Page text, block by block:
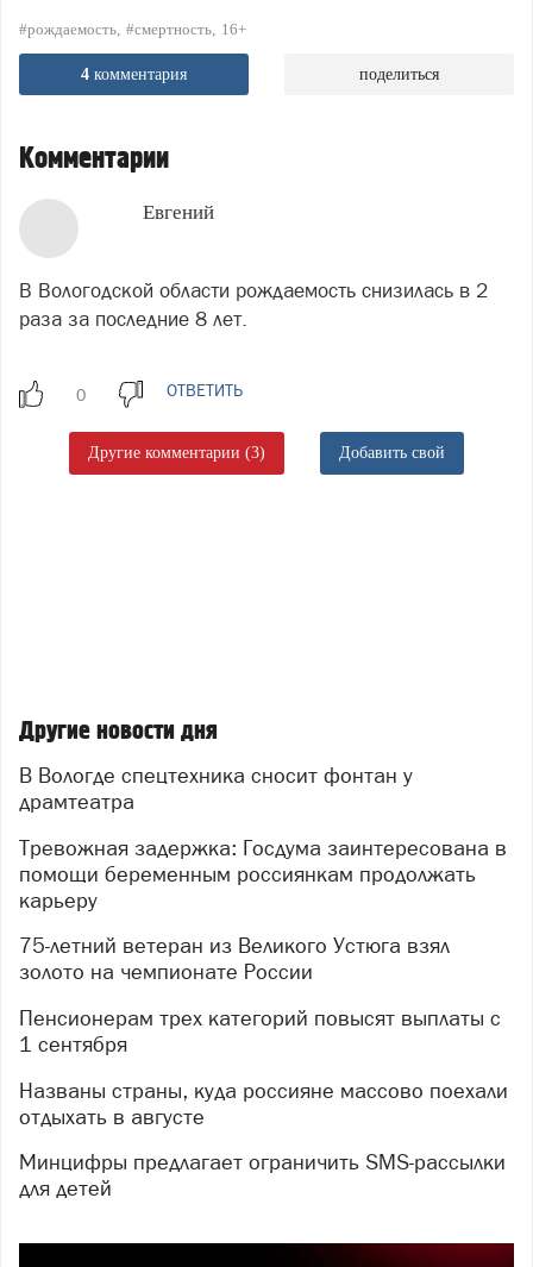
#рождаемость #смертность 16+
4 комментария поделиться
Комментарии
Евгений
В Вологодской области рождаемость снизилась в 2
раза за последние 8 лет.
ОТВЕТИТЬ
Другие комментарии (3) Добавить свой
Другие новости дня
В Вологде спецтехника сносит фонтан у
драмтеатра
Тревожная задержка: Госдума заинтересована в
помощи беременным россиянкам продолжать
карьеру
75-летний ветеран из Великого Устюга взял
золото на чемпионате России
Пенсионерам трех категорий повысят выплаты с
1 сентября
Названы страны, куда россияне массово поехали
отдыхать в августе
Минцифры предлагает ограничить SMS-рассылки
для детей